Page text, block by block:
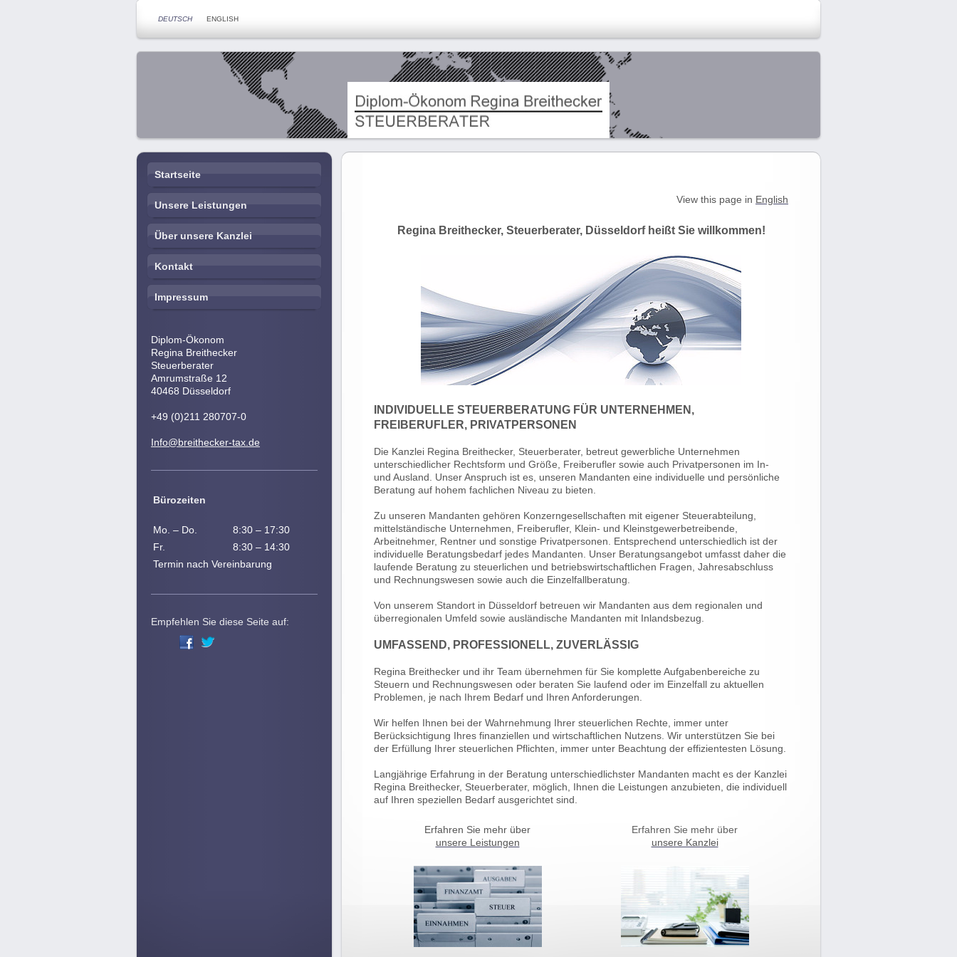
DEUTSCH ENGLISH
View this page in English
Regina Breithecker, Steuerberater, Düsseldorf heißt Sie willkommen!
INDIVIDUELLE STEUERBERATUNG FÜR UNTERNEHMEN,
FREIBERUFLER, PRIVATPERSONEN
Die Kanzlei Regina Breithecker, Steuerberater, betreut gewerbliche Unternehmen
unterschiedlicher Rechtsform und Größe, Freiberufler sowie auch Privatpersonen im In-
und Ausland. Unser Anspruch ist es, unseren Mandanten eine individuelle und persönliche
Beratung auf hohem fachlichen Niveau zu bieten.
Zu unseren Mandanten gehören Konzerngesellschaften mit eigener Steuerabteilung,
mittelständische Unternehmen, Freiberufler, Klein- und Kleinstgewerbetreibende,
Arbeitnehmer, Rentner und sonstige Privatpersonen. Entsprechend unterschiedlich ist der
individuelle Beratungsbedarf jedes Mandanten. Unser Beratungsangebot umfasst daher die
laufende Beratung zu steuerlichen und betriebswirtschaftlichen Fragen, Jahresabschluss
und Rechnungswesen sowie auch die Einzelfallberatung.
Von unserem Standort in Düsseldorf betreuen wir Mandanten aus dem regionalen und
überregionalen Umfeld sowie ausländische Mandanten mit Inlandsbezug.
UMFASSEND, PROFESSIONELL, ZUVERLÄSSIG
Regina Breithecker und ihr Team übernehmen für Sie komplette Aufgabenbereiche zu
Steuern und Rechnungswesen oder beraten Sie laufend oder im Einzelfall zu aktuellen
Problemen, je nach Ihrem Bedarf und Ihren Anforderungen.
Wir helfen Ihnen bei der Wahrnehmung Ihrer steuerlichen Rechte, immer unter
Berücksichtigung Ihres finanziellen und wirtschaftlichen Nutzens. Wir unterstützen Sie bei
der Erfüllung Ihrer steuerlichen Pflichten, immer unter Beachtung der effizientesten Lösung.
Langjährige Erfahrung in der Beratung unterschiedlichster Mandanten macht es der Kanzlei
Regina Breithecker, Steuerberater, möglich, Ihnen die Leistungen anzubieten, die individuell
auf Ihren speziellen Bedarf ausgerichtet sind.
Erfahren Sie mehr über
unsere Leistungen
Erfahren Sie mehr über
unsere Kanzlei
Startseite
Unsere Leistungen
Über unsere Kanzlei
Kontakt
Impressum
Diplom-Ökonom
Regina Breithecker
Steuerberater
Amrumstraße 12
40468 Düsseldorf
+49 (0)211 280707-0
Info@breithecker-tax.de
Bürozeiten
Mo. – Do.
8:30 – 17:30
Fr.
8:30 – 14:30
Termin nach Vereinbarung
Empfehlen Sie diese Seite auf: